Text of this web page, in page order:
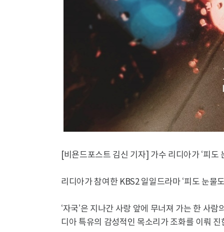
[비욘드포스트 김신 기자] 가수 리디아가 ‘피
리디아가 참여한 KBS2 일일드라마 ‘피도 눈물
‘자국’은 지나간 사랑 앞에 무너져 가는 한 사
디아 특유의 감성적인 목소리가 조화를 이뤄